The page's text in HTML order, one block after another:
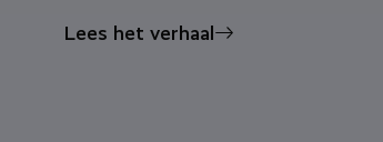
Lees het verhaal